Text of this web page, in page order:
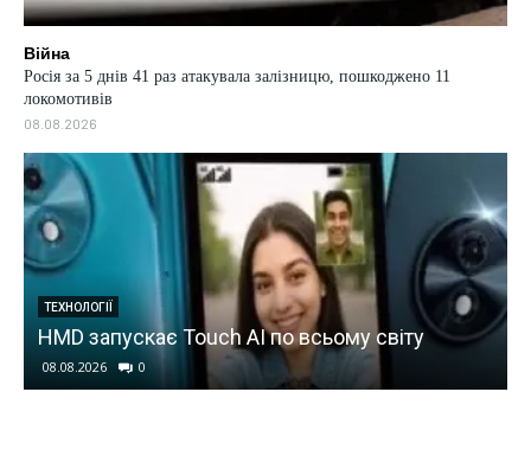
Війна
Росія за 5 днів 41 раз атакувала залізницю, пошкоджено 11
локомотивів
08.08.2026
ТЕХНОЛОГІЇ
HMD запускає Touch AI по всьому світу
08.08.2026 0